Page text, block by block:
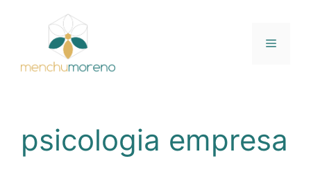
contenido
Menú
psicologia empresa